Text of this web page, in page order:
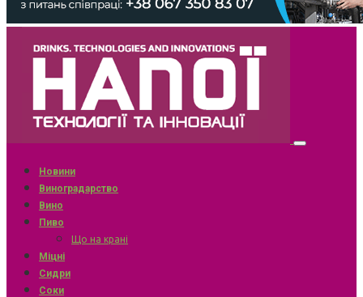
Новини
Виноградарство
Вино
Пиво
Що на крані
Міцні
Сидри
Соки